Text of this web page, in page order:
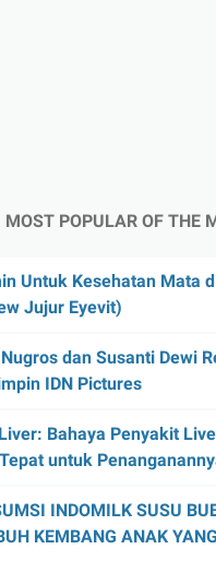
MOST POPULAR OF THE
Untuk Kesehatan Mata
Jujur Eyevit)
dan Susanti Dewi
IDN Pictures
Bahaya Penyakit
untuk
INDOMILK SUSU
KEMBANG ANAK